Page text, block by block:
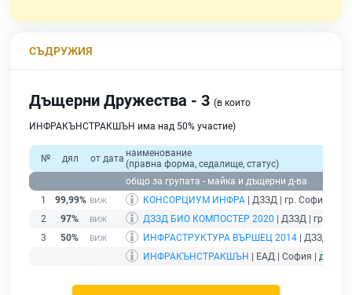
СЪДРУЖИЯ
Дъщерни Дружества - 3 (в които
ИНФРАКЪНСТРАКШЪН има над 50% участие)
№ дял от дата наименование
(правна форма, седалище, статус)
общо за групата - майка и дъщерни д-ва
1
99,99% КОНСОРЦИУМ ИНФРА | ДЗЗД | гр. София |
2
97% ДЗЗД БИО КОМПОСТЕР 2020 | ДЗЗД | гр.
3
50% ИНФРАСТРУКТУРА ВЪРШЕЦ 2014 | ДЗЗД |
ИНФРАКЪНСТРАКШЪН
| ЕАД | София |